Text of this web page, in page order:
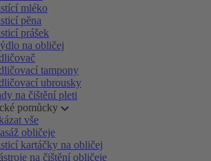
mléko
pěna
prášek
na obličej
tampony
ubrousky
na čištění pleti
pomůcky
vše
obličeje
kartáčky na obličej
na čištění obličeje